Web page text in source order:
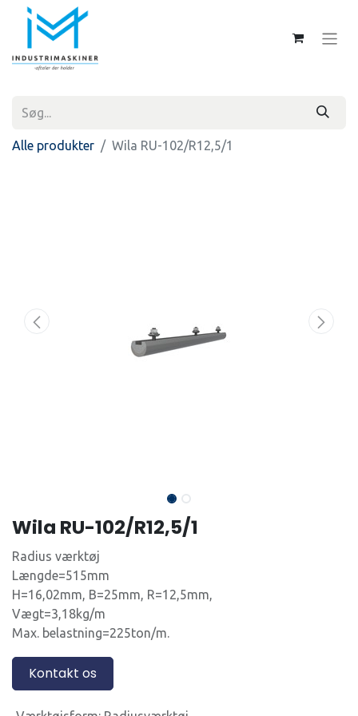
Alle produkter Wila RU-102/R12,5/1
Wila RU-102/R12,5/1
Radius værktøj
Længde=515mm
H=16,02mm, B=25mm, R=12,5mm,
Vægt=3,18kg/m
Max. belastning=225ton/m.
Kontakt os